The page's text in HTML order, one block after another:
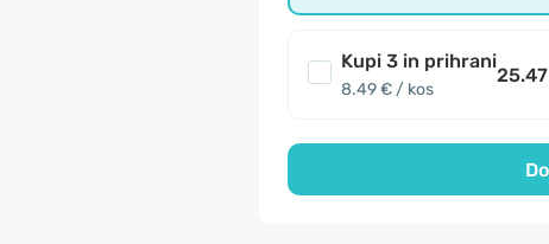
Kupi 3 in prihrani
8.49 € / kos